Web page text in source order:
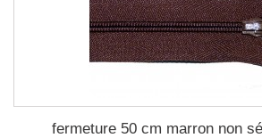
fermeture 50 cm marron non